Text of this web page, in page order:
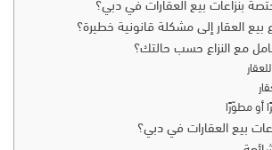
بنزاعات بيع العقارات في دبي؟
بيع العقار إلى مشكلة قانونية خطيرة؟
مع النزاع حسب حالتك؟
أو مطوّرًا
بيع العقارات في دبي؟